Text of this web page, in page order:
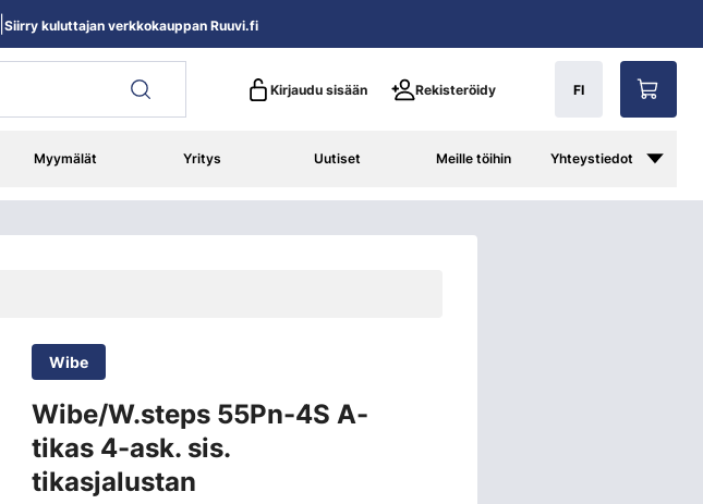
Kirjaudu sisään Rekisteröidy FI
Myymälät Yritys Uutiset Meille töihin Yhteystiedot
Siirry kuluttajan verkkokauppan Ruuvi.fi
Wibe
Wibe/W.steps 55Pn-4S A-
tikas 4-ask. sis.
tikasjalustan